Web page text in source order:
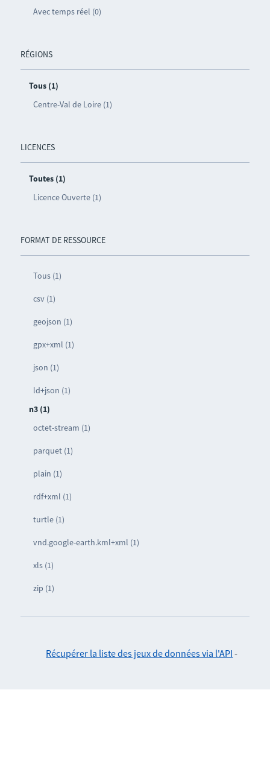
Avec temps réel (0)
RÉGIONS
Tous (1)
Centre-Val de Loire (1)
LICENCES
Toutes (1)
Licence Ouverte (1)
FORMAT DE RESSOURCE
Tous (1)
csv (1)
geojson (1)
gpx+xml (1)
json (1)
ld+json (1)
n3 (1)
octet-stream (1)
parquet (1)
plain (1)
rdf+xml (1)
turtle (1)
vnd.google-earth.kml+xml (1)
xls (1)
zip (1)
Récupérer la liste des jeux de données via l'API -